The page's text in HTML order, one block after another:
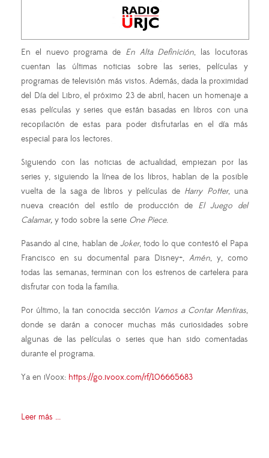
En el nuevo programa de En Alta Definición, las locutoras
cuentan las últimas noticias sobre las series, películas y
programas de televisión más vistos. Además, dada la proximidad
del Día del Libro, el próximo 23 de abril, hacen un homenaje a
esas películas y series que están basadas en libros con una
recopilación de estas para poder disfrutarlas en el día más
especial para los lectores.
Siguiendo con las noticias de actualidad, empiezan por las
series y, siguiendo la línea de los libros, hablan de la posible
vuelta de la saga de libros y películas de Harry Potter, una
nueva creación del estilo de producción de El Juego del
Calamar, y todo sobre la serie One Piece.
Pasando al cine, hablan de Joker, todo lo que contestó el Papa
Francisco en su documental para Disney+, Amén, y, como
todas las semanas, terminan con los estrenos de cartelera para
disfrutar con toda la familia.
Por último, la tan conocida sección Vamos a Contar Mentiras,
donde se darán a conocer muchas más curiosidades sobre
algunas de las películas o series que han sido comentadas
durante el programa.
Ya en iVoox: https://go.ivoox.com/rf/106665683
Leer más ...